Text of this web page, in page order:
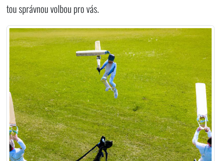
tou správnou volbou pro vás.